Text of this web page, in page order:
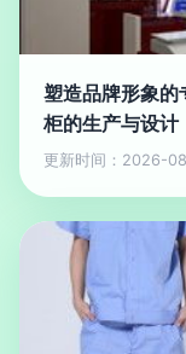
塑造品牌形象的
柜的生产与设计
更新时间：2026-